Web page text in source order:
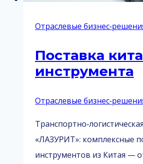
Отраслевые
Поставка
инструмента
Отраслевые
«ЛАЗУРИТ»: комплексные
инструментов из Китая —